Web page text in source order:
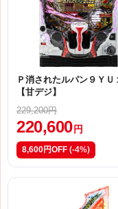
Ｐ消されたルパン９ＹＵ
【甘デジ】
229,200円
220,600 円
8,600円OFF (-4%)